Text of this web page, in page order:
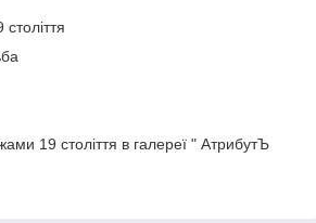
19 століття в галереї " АтрибутЪ